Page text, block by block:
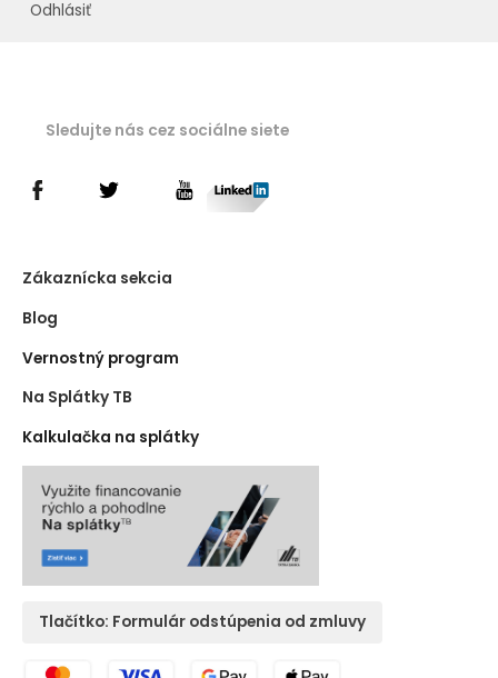
Odhlásiť
Sledujte nás cez sociálne siete
Zákaznícka sekcia
Blog
Vernostný program
Na Splátky TB
Kalkulačka na splátky
Tlačítko: Formulár odstúpenia od zmluvy